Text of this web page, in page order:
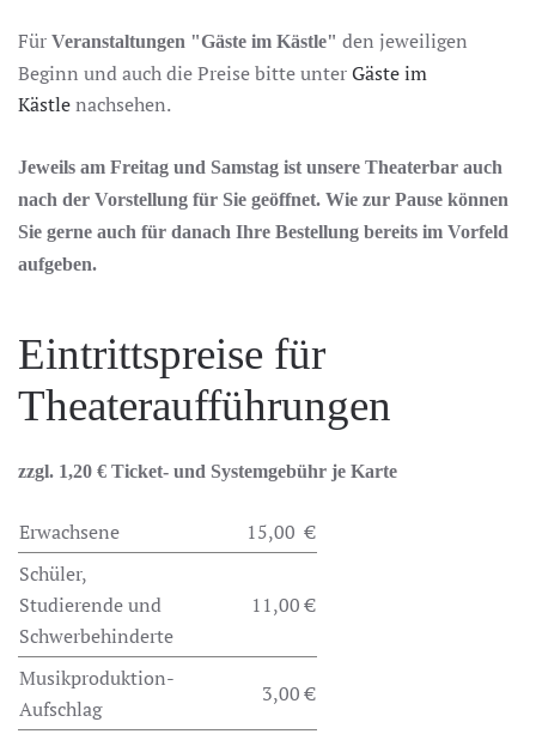
Für Veranstaltungen "Gäste im Kästle" den jeweiligen
Beginn und auch die Preise bitte unterGäste im
Kästlenachsehen.
Jeweils am Freitag und Samstag ist unsere Theaterbar auch
nach der Vorstellung für Sie geöffnet. Wie zur Pause können
Sie gerne auch für danach Ihre Bestellung bereits im Vorfeld
aufgeben.
Eintrittspreise für
Theateraufführungen
zzgl. 1,20 € Ticket- und Systemgebühr je Karte
Erwachsene
15,00 €
Schüler,
Studierende und
Schwerbehinderte
11,00 €
Musikproduktion-
Aufschlag
3,00 €